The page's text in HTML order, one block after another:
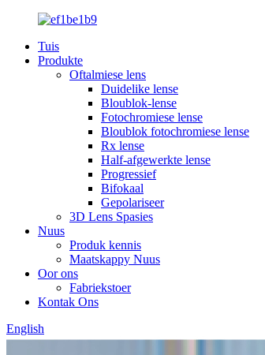
Tuis
Produkte
Oftalmiese lens
Duidelike lense
Bloublok-lense
Fotochromiese lense
Bloublok fotochromiese lense
Rx lense
Half-afgewerkte lense
Progressief
Bifokaal
Gepolariseer
3D Lens Spasies
Nuus
Produk kennis
Maatskappy Nuus
Oor ons
Fabriekstoer
Kontak Ons
English